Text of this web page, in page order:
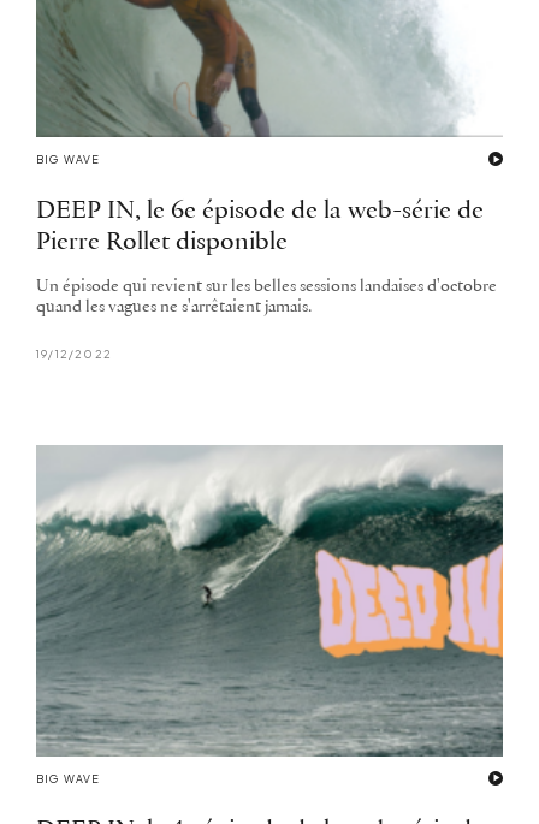
BIG WAVE
DEEP IN, le 6e épisode de la web-série de
Pierre Rollet disponible
Un épisode qui revient sur les belles sessions landaises d'octobre
quand les vagues ne s'arrêtaient jamais.
19/12/2022
BIG WAVE